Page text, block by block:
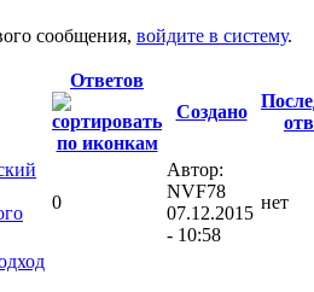
сообщения, войдите в систему.
Ответов
Создано
0
Автор:
NVF78
07.12.2015
- 10:58
нет